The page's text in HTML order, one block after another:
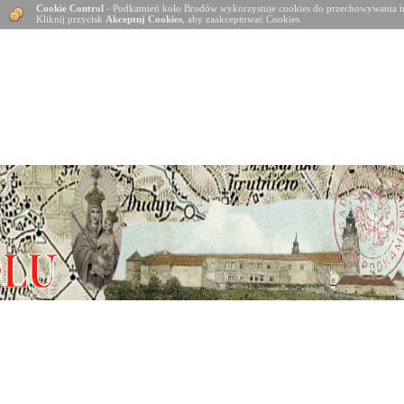
Cookie Control - Podkamień koło Brodów wykorzystuje cookies do
Kliknij przycisk Akceptuj Cookies , aby zaakceptować Cookies.